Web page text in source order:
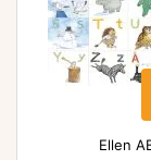
Ellen